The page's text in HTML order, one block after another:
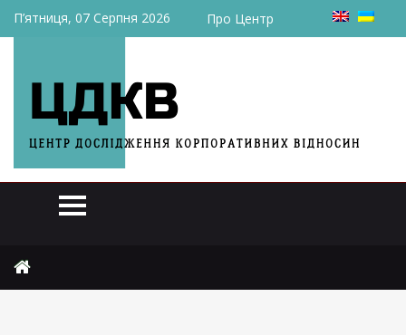
П’ятниця, 07 Серпня 2026 Про Центр
ИСД инвестирует в Dunaferr 234 млн. долларов